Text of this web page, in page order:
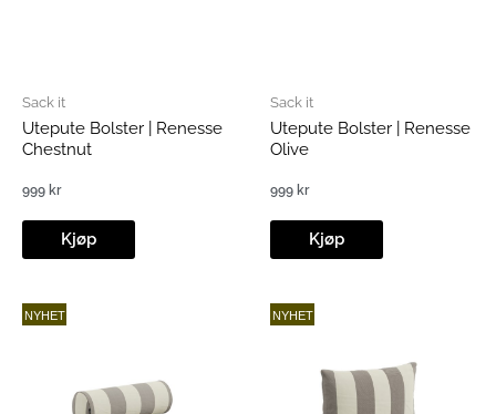
Sack it
Utepute Bolster | Renesse
Chestnut
999 kr
Kjøp
Sack it
Utepute Bolster | Renesse
Olive
999 kr
Kjøp
NYHET NYHET